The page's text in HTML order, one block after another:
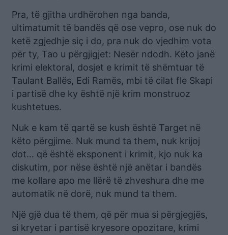
Pra, të gjitha urdhërohen nga banda,
ultimatumit të bandës që ose vepro, ose nuk do
ketë zgjedhje siç i do, pra nuk do vjedhim vota
për ty, Tao u përgjigjet: Nesër ndodh. Këto janë
krimi elektoral, dosjet e krimit të shëmtuar të
Taulant Ballës, Edi Ramës, mbi të cilat fle Skapi
i partisë dhe ky është një krim monstruoz
kushtetues.
Nuk e kam të qartë se kush është Target në
këto përgjime. Nuk mund ta them, nuk krijoj
dot… që është eksponent i krimit, kjo nuk ka
diskutim, por nëse është një anëtar i bandës
me kollare apo me llërë të zhveshura dhe me
automatik në dorë, nuk mund ta them.
Një gjë dua të them, që për mua si përgjegjës,
si kryetar i partisë kryesore opozitare, krimi